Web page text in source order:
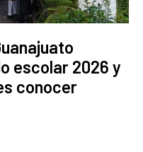
escolar 2026 y
conocer